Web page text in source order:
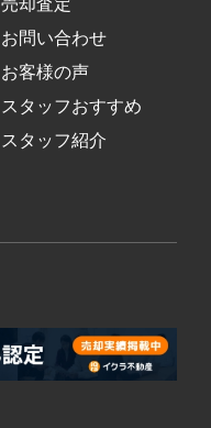
売却査定
お問い合わせ
お客様の声
スタッフおすすめ
スタッフ紹介